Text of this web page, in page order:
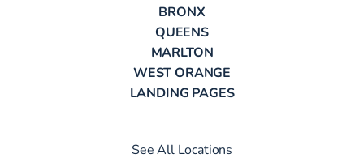
BRONX
QUEENS
MARLTON
WEST ORANGE
LANDING PAGES
See All Locations